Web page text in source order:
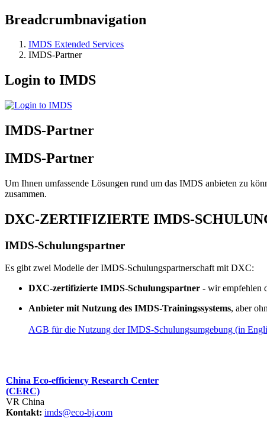
Breadcrumbnavigation
IMDS Extended Services
IMDS-Partner
Login to IMDS
IMDS-Partner
IMDS-Partner
Um Ihnen umfassende Lösungen rund um das IMDS anbieten zu
zusammen.
DXC-ZERTIFIZIERTE IMDS-
IMDS-Schulungspartner
Es gibt zwei Modelle der IMDS-Schulungspartnerschaft mit DXC:
DXC-zertifizierte IMDS-Schulungspartner - wir empfehlen
Anbieter mit Nutzung des IMDS-Trainingssystems, aber
AGB für die Nutzung der IMDS-Schulungsumgebung (in
China Eco-efficiency Research Center
(CERC)
VR China
Kontakt: imds@eco-bj.com